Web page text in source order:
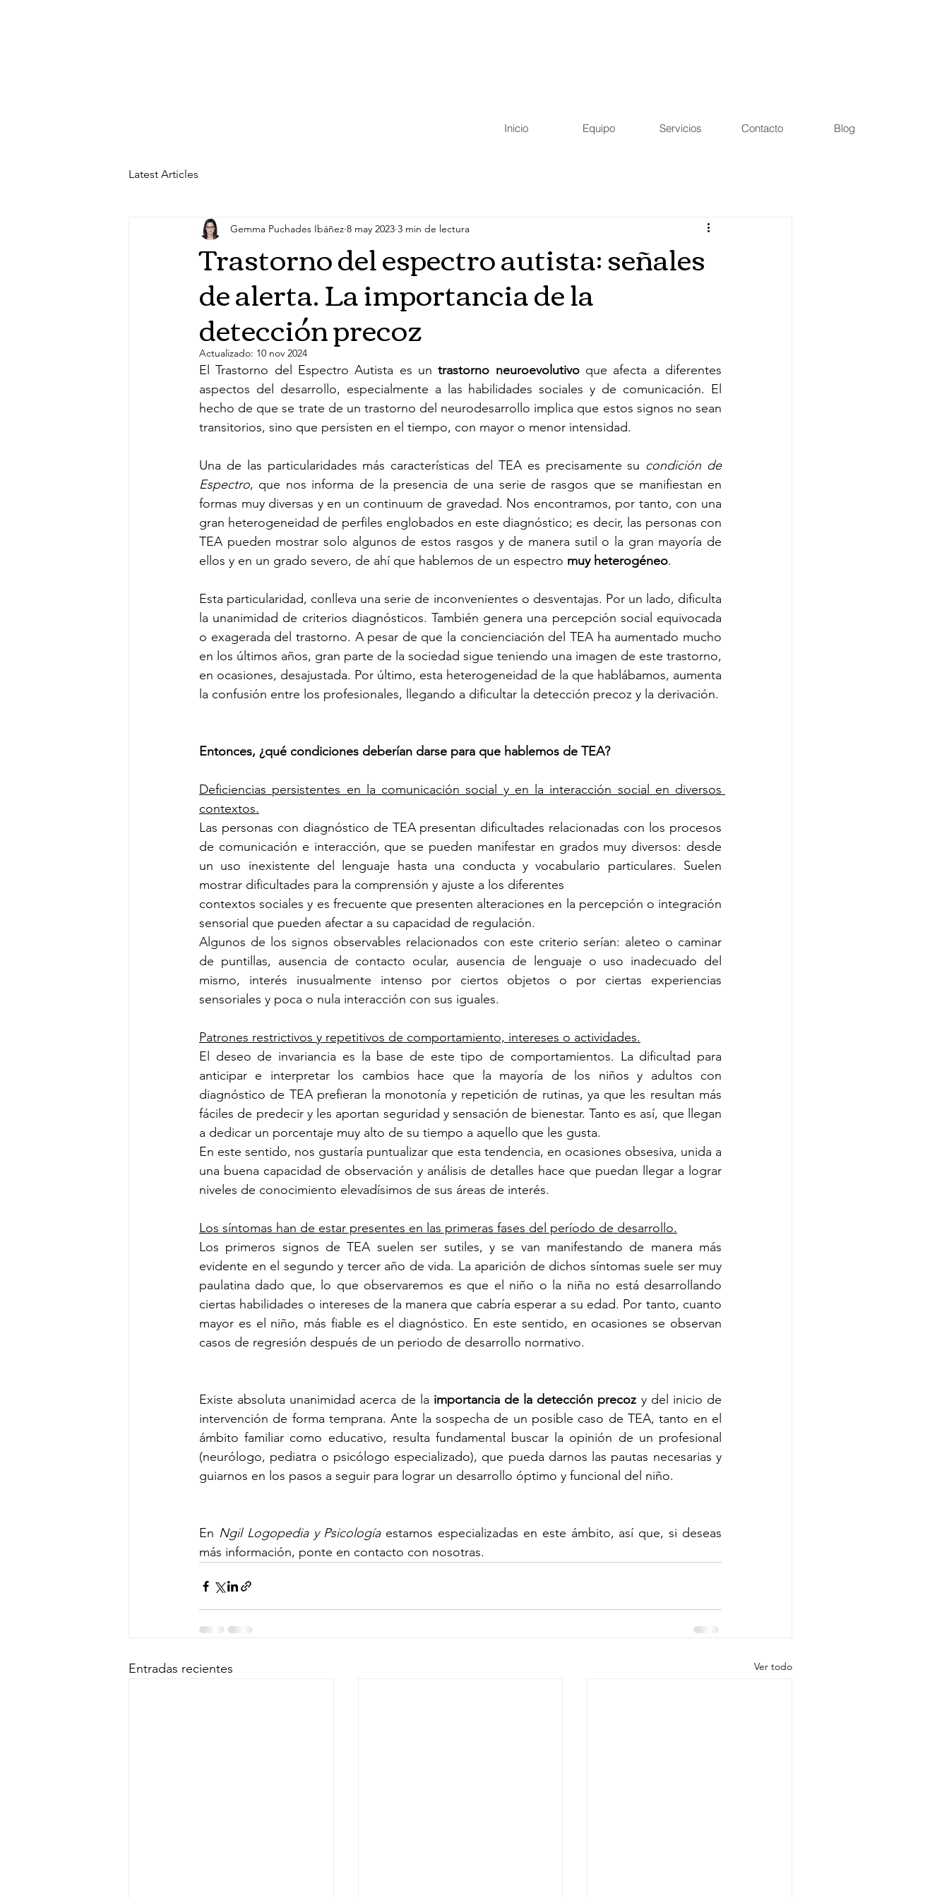
Latest Articles
Trastorno del espectro autista: señales
de alerta. La importancia de la
detección precoz
Gemma Puchades Ibáñez 8 may 2023 3 min de lectura
Actualizado: 10 nov 2024
El Trastorno del Espectro Autista es un trastorno neuroevolutivo que afecta a diferentes
aspectos del desarrollo, especialmente a las habilidades sociales y de comunicación. El
hecho de que se trate de un trastorno del neurodesarrollo implica que estos signos no sean
transitorios, sino que persisten en el tiempo, con mayor o menor intensidad.
Una de las particularidades más características del TEA es precisamente su condición de
Espectro, que nos informa de la presencia de una serie de rasgos que se manifiestan en
formas muy diversas y en un continuum de gravedad. Nos encontramos, por tanto, con una
gran heterogeneidad de perfiles englobados en este diagnóstico; es decir, las personas con
TEA pueden mostrar solo algunos de estos rasgos y de manera sutil o la gran mayoría de
ellos y en un grado severo, de ahí que hablemos de un espectro muy heterogéneo.
Esta particularidad, conlleva una serie de inconvenientes o desventajas. Por un lado, dificulta
la unanimidad de criterios diagnósticos. También genera una percepción social equivocada
o exagerada del trastorno. A pesar de que la concienciación del TEA ha aumentado mucho
en los últimos años, gran parte de la sociedad sigue teniendo una imagen de este trastorno,
en ocasiones, desajustada. Por último, esta heterogeneidad de la que hablábamos, aumenta
la confusión entre los profesionales, llegando a dificultar la detección precoz y la derivación.
Entonces, ¿qué condiciones deberían darse para que hablemos de TEA?
Deficiencias persistentes en la comunicación social y en la interacción social en diversos
contextos.
Las personas con diagnóstico de TEA presentan dificultades relacionadas con los procesos
de comunicación e interacción, que se pueden manifestar en grados muy diversos: desde
un uso inexistente del lenguaje hasta una conducta y vocabulario particulares. Suelen
mostrar dificultades para la comprensión y ajuste a los diferentes
contextos sociales y es frecuente que presenten alteraciones en la percepción o integración
sensorial que pueden afectar a su capacidad de regulación.
Algunos de los signos observables relacionados con este criterio serían: aleteo o caminar
de puntillas, ausencia de contacto ocular, ausencia de lenguaje o uso inadecuado del
mismo, interés inusualmente intenso por ciertos objetos o por ciertas experiencias
sensoriales y poca o nula interacción con sus iguales.
Patrones restrictivos y repetitivos de comportamiento, intereses o actividades.
El deseo de invariancia es la base de este tipo de comportamientos. La dificultad para
anticipar e interpretar los cambios hace que la mayoría de los niños y adultos con
diagnóstico de TEA prefieran la monotonía y repetición de rutinas, ya que les resultan más
fáciles de predecir y les aportan seguridad y sensación de bienestar. Tanto es así, que llegan
a dedicar un porcentaje muy alto de su tiempo a aquello que les gusta.
En este sentido, nos gustaría puntualizar que esta tendencia, en ocasiones obsesiva, unida a
una buena capacidad de observación y análisis de detalles hace que puedan llegar a lograr
niveles de conocimiento elevadísimos de sus áreas de interés.
Los síntomas han de estar presentes en las primeras fases del período de desarrollo.
Los primeros signos de TEA suelen ser sutiles, y se van manifestando de manera más
evidente en el segundo y tercer año de vida. La aparición de dichos síntomas suele ser muy
paulatina dado que, lo que observaremos es que el niño o la niña no está desarrollando
ciertas habilidades o intereses de la manera que cabría esperar a su edad. Por tanto, cuanto
mayor es el niño, más fiable es el diagnóstico. En este sentido, en ocasiones se observan
casos de regresión después de un periodo de desarrollo normativo.
Existe absoluta unanimidad acerca de la importancia de la detección precoz y del inicio de
intervención de forma temprana. Ante la sospecha de un posible caso de TEA, tanto en el
ámbito familiar como educativo, resulta fundamental buscar la opinión de un profesional
(neurólogo, pediatra o psicólogo especializado), que pueda darnos las pautas necesarias y
guiarnos en los pasos a seguir para lograr un desarrollo óptimo y funcional del niño.
En Ngil Logopedia y Psicología estamos especializadas en este ámbito, así que, si deseas
más información, ponte en contacto con nosotras.
Entradas recientes Ver todo
Inicio Equipo Servicios Contacto Blog